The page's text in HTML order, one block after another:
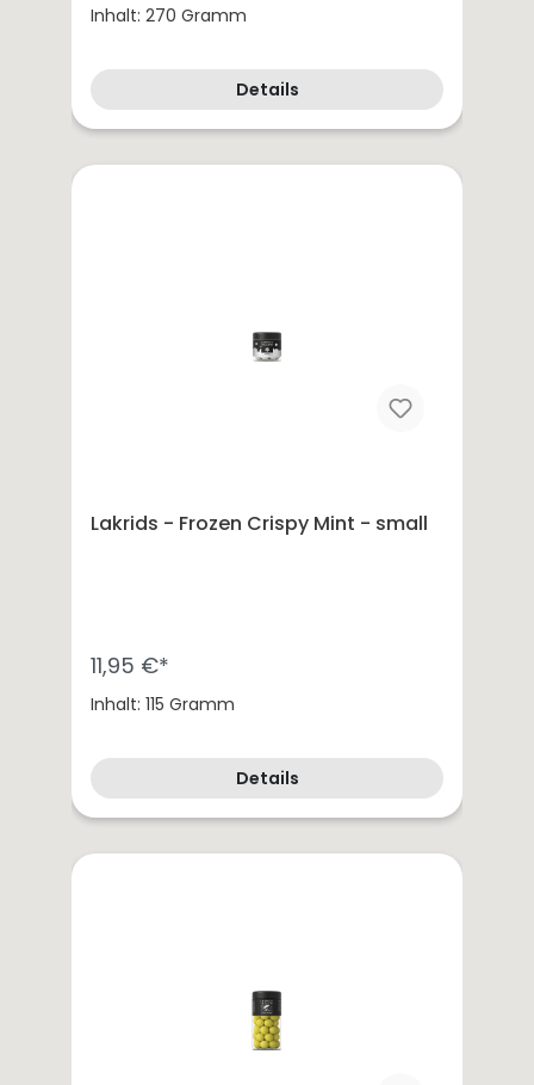
Inhalt: 270 Gramm
Details
Lakrids - Frozen Crispy Mint - small
11,95 €*
Inhalt: 115 Gramm
Details